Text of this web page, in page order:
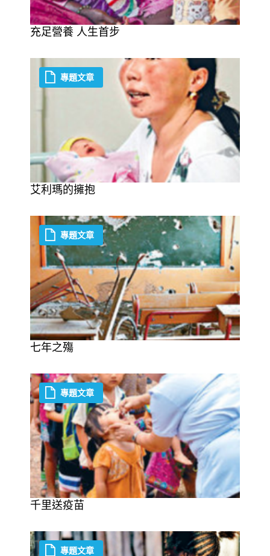
充足營養 人生首步
艾利瑪的擁抱
專題文章
七年之殤
專題文章
千里送疫苗
專題文章
專題文章